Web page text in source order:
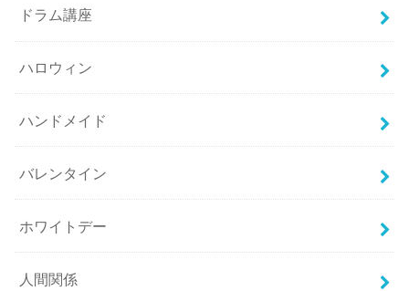
ドラム講座
ハロウィン
ハンドメイド
バレンタイン
ホワイトデー
人間関係